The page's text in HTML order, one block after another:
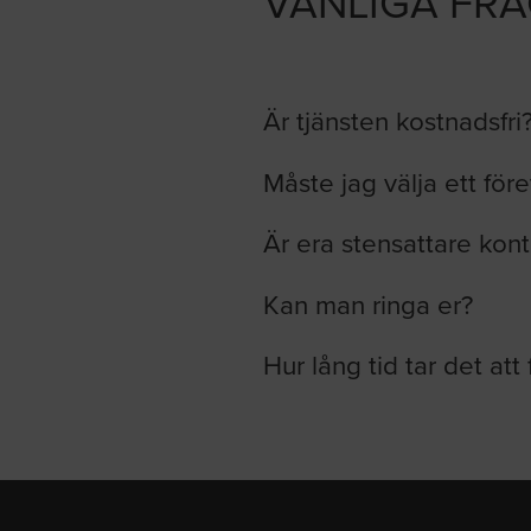
Är tjänsten
Måste jag välja ett
Är era stensattare
Kan man ringa er?
Hur lång tid tar det att